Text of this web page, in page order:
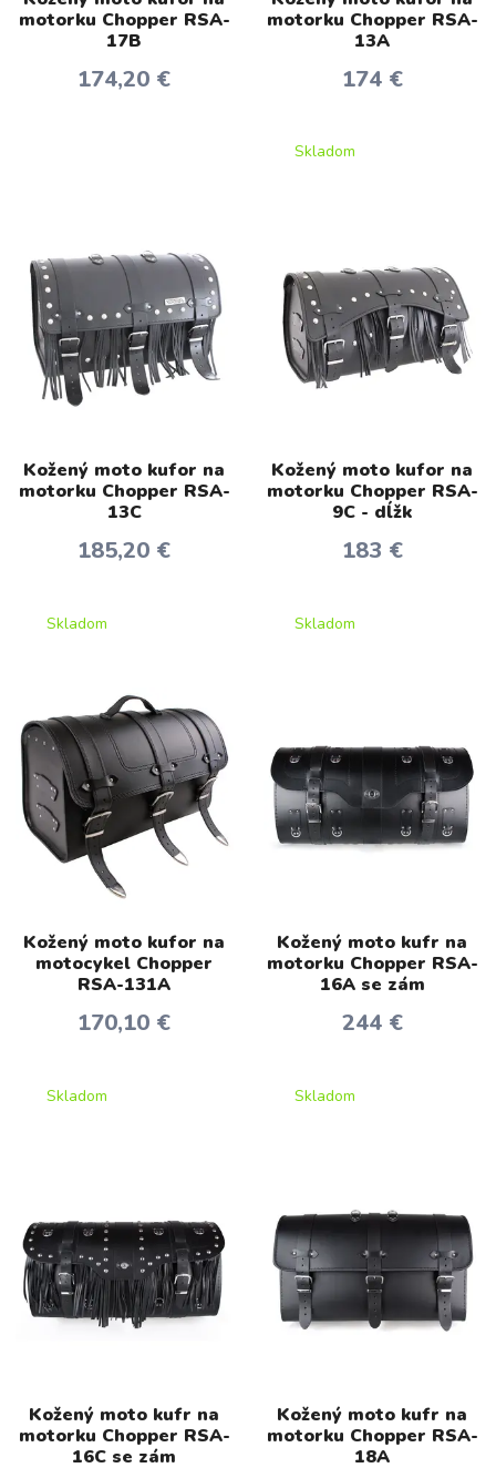
motorku Chopper RSA-
17B
174,20 €
motorku Chopper RSA-
13A
174 €
Skladom
Kožený moto kufor na
motorku Chopper RSA-
13C
185,20 €
Skladom
Kožený moto kufor na
motorku Chopper RSA-
9C - dĺžk
183 €
Skladom
Kožený moto kufor na
motocykel Chopper
RSA-131A
170,10 €
Skladom
Kožený moto kufr na
motorku Chopper RSA-
16A se zám
244 €
Skladom
Kožený moto kufr na
motorku Chopper RSA-
16C se zám
Kožený moto kufr na
motorku Chopper RSA-
18A